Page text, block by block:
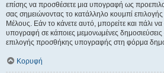
επίσης να προσθέσετε μια υπογραφή ως
σας σημειώνοντας το κατάλληλο κουμπί
Μέλους. Εάν το κάνετε αυτό, μπορείτε και πάλι
υπογραφή σε κάποιες μεμονωμένες δημοσιεύσεις
επιλογής προσθήκης υπογραφής στη φόρμα
Κορυφή